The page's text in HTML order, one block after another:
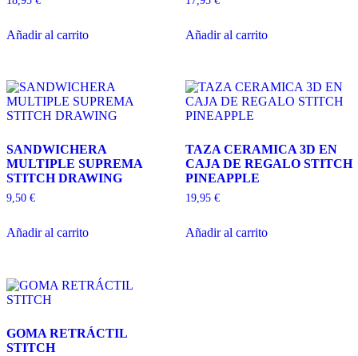
Añadir al carrito Añadir al carrito
SANDWICHERA
MULTIPLE SUPREMA
STITCH DRAWING
9,50 €
Añadir al carrito
TAZA CERAMICA 3D EN
CAJA DE REGALO STITCH
PINEAPPLE
19,95 €
Añadir al carrito
GOMA RETRÁCTIL
STITCH